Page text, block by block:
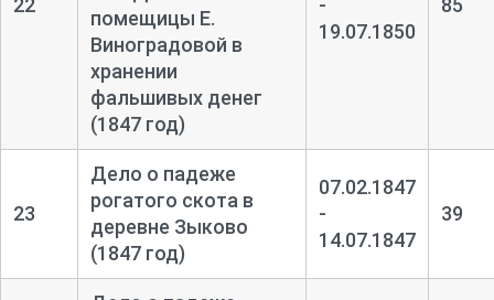
22
помещицы Е.
Виноградовой в
хранении
фальшивых денег
(1847 год)
-
19.07.1850
85
23
Дело о падеже
рогатого скота в
деревне Зыково
(1847 год)
07.02.1847
-
14.07.1847
39